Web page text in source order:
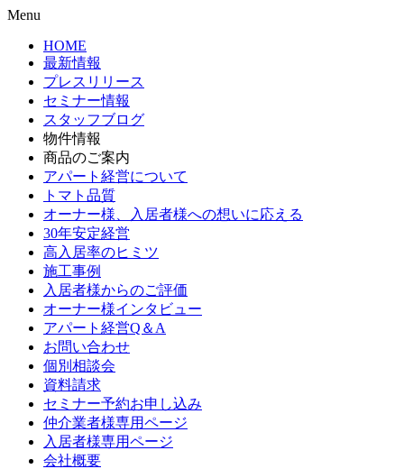
Menu
HOME
最新情報
プレスリリース
セミナー情報
スタッフブログ
物件情報
商品のご案内
アパート経営について
トマト品質
オーナー様、入居者様への想いに応える
30年安定経営
高入居率のヒミツ
施工事例
入居者様からのご評価
オーナー様インタビュー
アパート経営Q＆A
お問い合わせ
個別相談会
資料請求
セミナー予約お申し込み
仲介業者様専用ページ
入居者様専用ページ
会社概要